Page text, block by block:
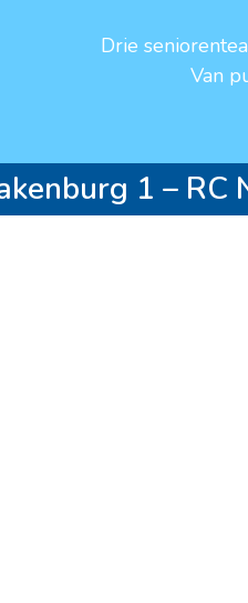
Drie
Van
1 – RC